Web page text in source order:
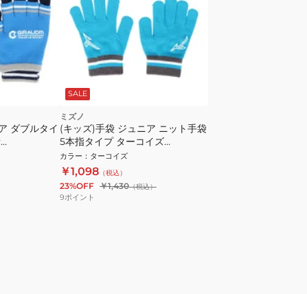
ダブルタイ
BLU
ニア手袋
SALE
ミズノ
(キッズ)手袋 ジュニア ニット手袋
5本指タイプ ターコイズ
32JYC90224 滑り止め付き
カラー ： ターコイズ
￥1,098 （税込）
23%OFF ￥1,430（税込）
9ポイント